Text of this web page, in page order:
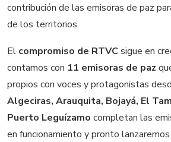
contribución de las emisoras de paz
de los territorios.
El compromiso de RTVC sigue en
contamos con 11 emisoras de paz
propios con voces y protagonistas
Algeciras, Arauquita, Bojayá, El
Puerto Leguízamo completan las
en funcionamiento y pronto